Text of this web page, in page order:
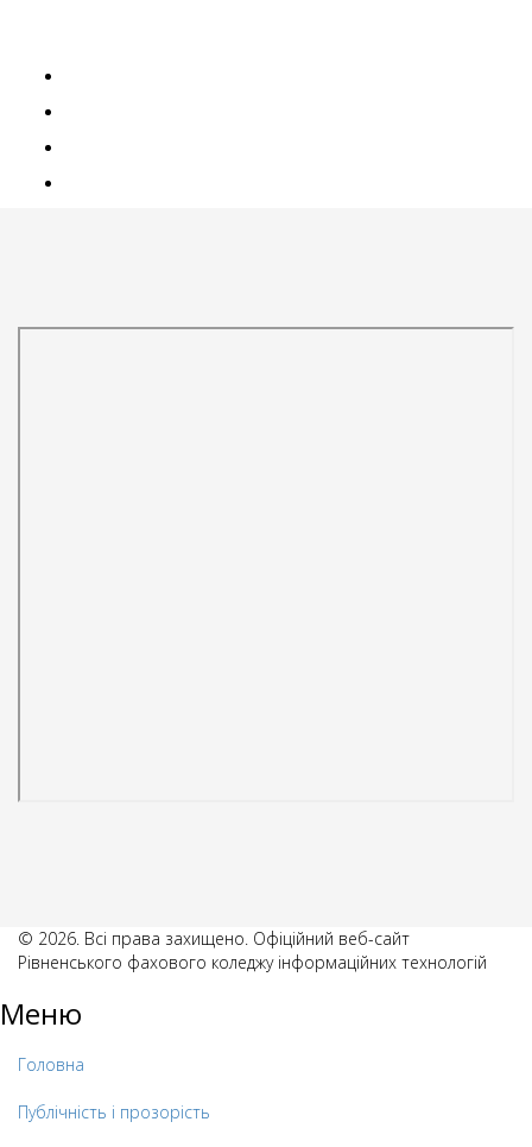
© 2026. Всі права захищено. Офіційний веб-сайт
Рівненського фахового коледжу інформаційних технологій
Меню
Головна
Публічність і прозорість